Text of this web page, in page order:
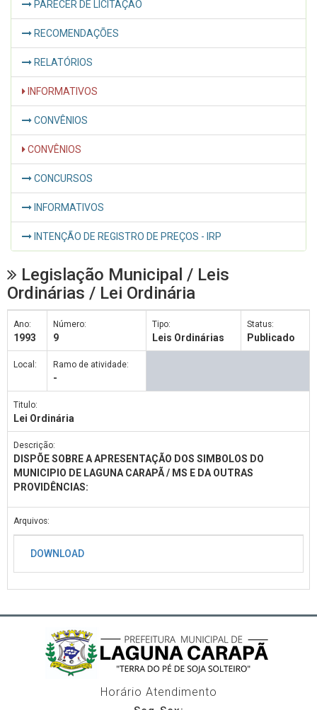
PARECER DE LICITAÇÃO
RECOMENDAÇÕES
RELATÓRIOS
INFORMATIVOS
CONVÊNIOS
CONVÊNIOS
CONCURSOS
INFORMATIVOS
INTENÇÃO DE REGISTRO DE PREÇOS - IRP
Legislação Municipal / Leis
Ordinárias / Lei Ordinária
Ano:
1993
Número:
9
Tipo:
Leis Ordinárias
Status:
Publicado
Local: Ramo de atividade:
-
Titulo:
Lei Ordinária
Descrição:
DISPÕE SOBRE A APRESENTAÇÃO DOS SIMBOLOS DO
MUNICIPIO DE LAGUNA CARAPÃ / MS E DA OUTRAS
PROVIDÊNCIAS:
Arquivos:
DOWNLOAD
Horário Atendimento